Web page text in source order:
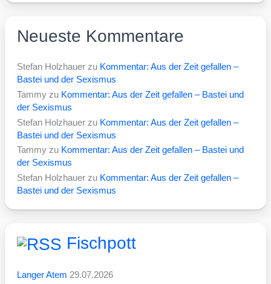
Neueste Kommentare
Stefan Holzhauer zu Kommentar: Aus der Zeit gefallen –
Bastei und der Sexismus
Tammy zu Kommentar: Aus der Zeit gefallen – Bastei und
der Sexismus
Stefan Holzhauer zu Kommentar: Aus der Zeit gefallen –
Bastei und der Sexismus
Tammy zu Kommentar: Aus der Zeit gefallen – Bastei und
der Sexismus
Stefan Holzhauer zu Kommentar: Aus der Zeit gefallen –
Bastei und der Sexismus
Fischpott
Langer Atem 29.07.2026